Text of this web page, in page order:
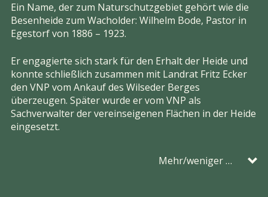
Ein Name, der zum Naturschutzgebiet gehört wie die
Besenheide zum Wacholder: Wilhelm Bode, Pastor in
Egestorf von 1886 – 1923.
Er engagierte sich stark für den Erhalt der Heide und
konnte schließlich zusammen mit Landrat Fritz Ecker
den VNP vom Ankauf des Wilseder Berges
überzeugen. Später wurde er vom VNP als
Sachverwalter der vereinseigenen Flächen in der Heide
eingesetzt.
Mehr/weniger …